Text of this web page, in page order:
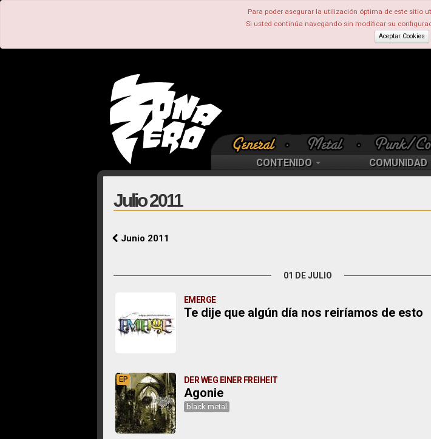
Para poder asegurar la utilización óptima de este sitio
Si usted continúa navegando sin modificar su
Aceptar Cookies
CONTENIDO COMUNIDAD
Julio 2011
Junio 2011
01 DE JULIO
EMERGE
Te dije que algún día nos reiríamos de esto
EP DER WEG EINER FREIHEIT
Agonie
black metal